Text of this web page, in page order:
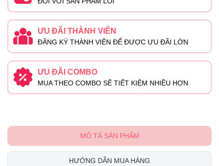
ƯU ĐÃI THÀNH VIÊN
ĐĂNG KÝ THÀNH VIÊN ĐỂ ĐƯỢC ƯU ĐÃI LỚN
ƯU ĐÃI COMBO
MUA THEO COMBO SẼ TIẾT KIỆM NHIỀU HƠN
MÔ TẢ SẢN PHẨM
HƯỚNG DẪN MUA HÀNG